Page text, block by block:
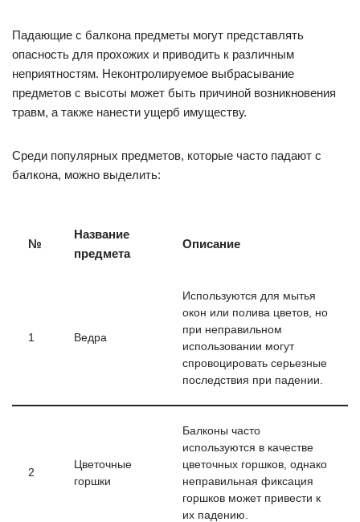
Падающие с балкона предметы могут представлять
опасность для прохожих и приводить к различным
неприятностям. Неконтролируемое выбрасывание
предметов с высоты может быть причиной возникновения
травм, а также нанести ущерб имуществу.
Среди популярных предметов, которые часто падают с
балкона, можно выделить:
№
Название
предмета
Описание
1 Ведра
Используются для мытья
окон или полива цветов, но
при неправильном
использовании могут
спровоцировать серьезные
последствия при падении.
2
Цветочные
горшки
Балконы часто
используются в качестве
цветочных горшков, однако
неправильная фиксация
горшков может привести к
их падению.